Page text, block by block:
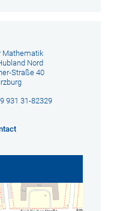
Mathematik
Nord
Straße 40
931 31-82329